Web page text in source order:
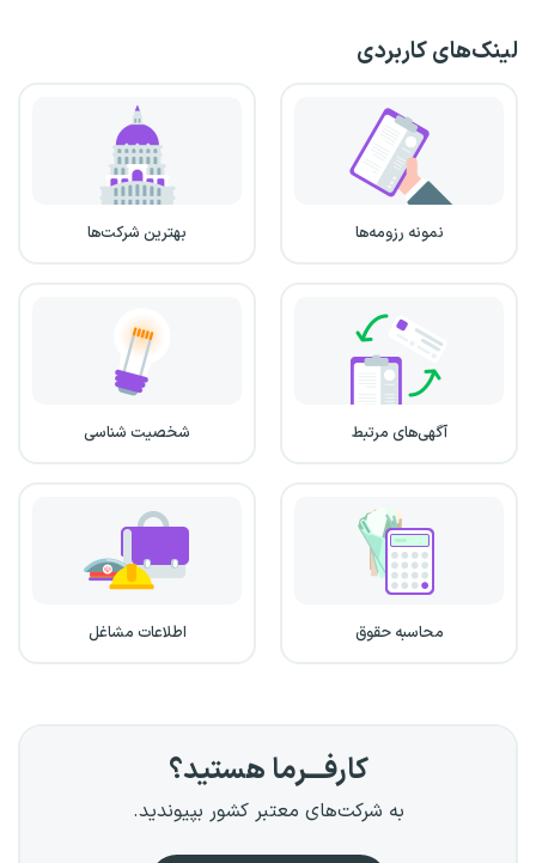
لینک‌های کاربردی
نمونه رزومه‌ها بهترین شرکت‌ها
آگهی‌های مرتبط شخصیت شناسی
محاسبه حقوق اطلاعات مشاغل
کارفـــرما هستید؟
به شرکت‌های معتبر کشور بپیوندید.